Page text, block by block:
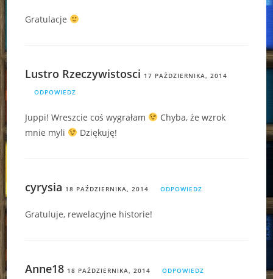
Gratulacje
Lustro Rzeczywistosci 17 PAŹDZIERNIKA, 2014
ODPOWIEDZ
Juppi! Wreszcie coś wygrałam
Chyba, że wzrok
mnie myli
Dziękuję!
cyrysia 18 PAŹDZIERNIKA, 2014 ODPOWIEDZ
Gratuluje, rewelacyjne historie!
Anne18 18 PAŹDZIERNIKA, 2014 ODPOWIEDZ